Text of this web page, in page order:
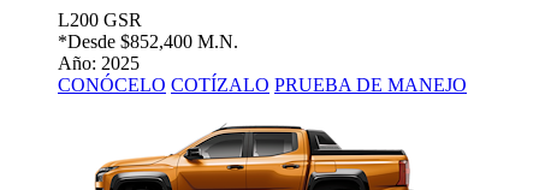
L200 GSR
*Desde $852,400 M.N.
Año: 2025
CONÓCELO COTÍZALO PRUEBA DE MANEJO